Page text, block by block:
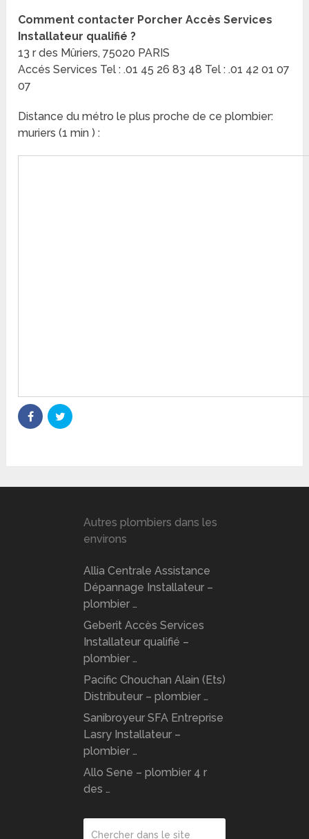
Comment contacter Porcher Accès Services
Installateur qualifié ?
13 r des Mûriers, 75020 PARIS
Accés Services Tel : .01 45 26 83 48 Tel : .01 42 01 07
07
Distance du métro le plus proche de ce plombier:
muriers (1 min ) :
Autres plombiers dans les
environs
Allia Centrale Assistance
Dépannage Installateur –
plombier …
Geberit Accès Services
Installateur qualifié –
plombier …
Pacific Chouchan Alain (Ets)
Distributeur – plombier …
Sanibroyeur SFA Entreprise
Lasry Installateur –
plombier …
Allo Sene – plombier 4 r
des …